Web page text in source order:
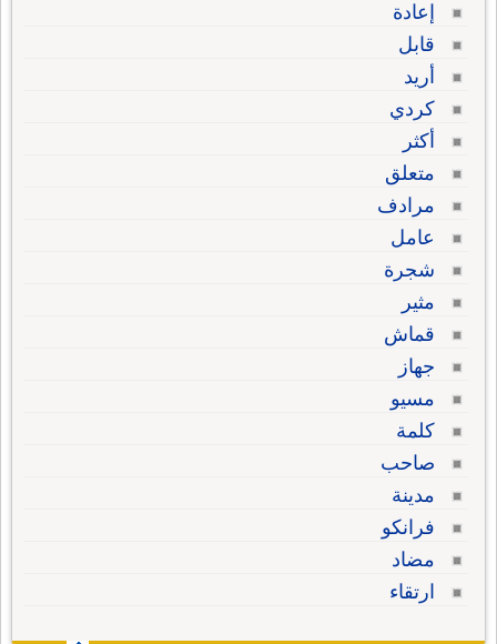
إعادة
قابل
أريد
كردي
أكثر
متعلق
مرادف
عامل
شجرة
مثير
قماش
جهاز
مسيو
كلمة
صاحب
مدينة
فرانكو
مضاد
ارتقاء